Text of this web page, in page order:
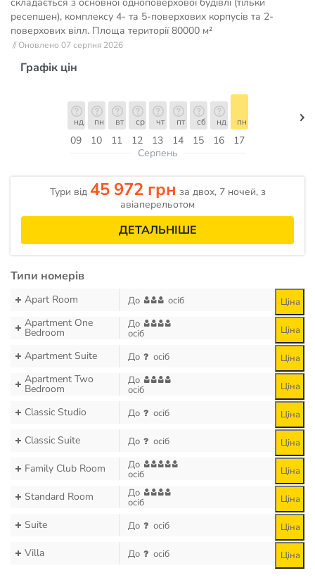
ресепшен), комплексу 4- та 5-поверхових корпусів та 2-
поверхових вілл. Площа території80000 м²
// Оновлено 07 серпня 2026
Графік цін
09
нд
10
пн
11
вт
12
ср
13
чт
14
пт
15
сб
16
нд
17
пн
Серпень
Тури від 45 972 грн за двох, 7 ночей, з
авіаперельотом
ДЕТАЛЬНІШЕ
Типи номерів
Apart Room До осіб Ціна
Apartment One
Bedroom
До
осіб Ціна
Apartment Suite До осіб Ціна
Apartment Two
Bedroom
До
осіб Ціна
Classic Studio До осіб Ціна
Classic Suite До осіб Ціна
Family Club Room До
осіб Ціна
Standard Room До
осіб Ціна
Suite До осіб Ціна
Villa До осіб Ціна